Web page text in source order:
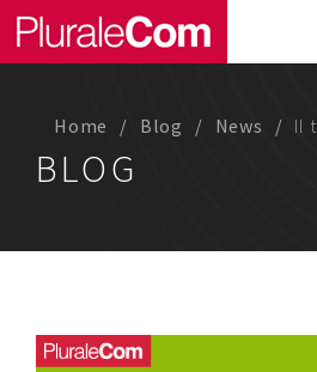
Portfolio
Media & Visual Design
Home Blog News Il
BLOG